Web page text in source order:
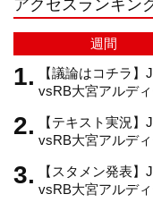
a
m
アクセスランキン
週間
【議論はコチラ
vsRB大宮アルディ
【テキスト実況
vsRB大宮アルディ
【スタメン発表
vsRB大宮アルディ